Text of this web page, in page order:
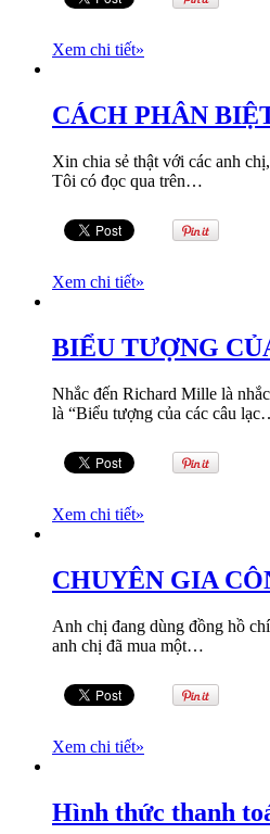
Xem chi tiết»
CÁCH PHÂN
Xin chia sẻ thật với các anh
Tôi có đọc qua trên…
Xem chi tiết»
BIỂU TƯỢNG
Nhắc đến Richard Mille là
là “Biểu tượng của các câu
Xem chi tiết»
CHUYÊN GIA
Anh chị đang dùng đồng hồ
anh chị đã mua một…
Xem chi tiết»
Hình thức thanh